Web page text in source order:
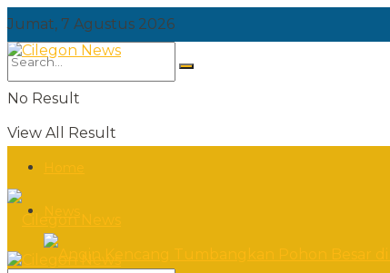
Jumat, 7 Agustus 2026
No Result
View All Result